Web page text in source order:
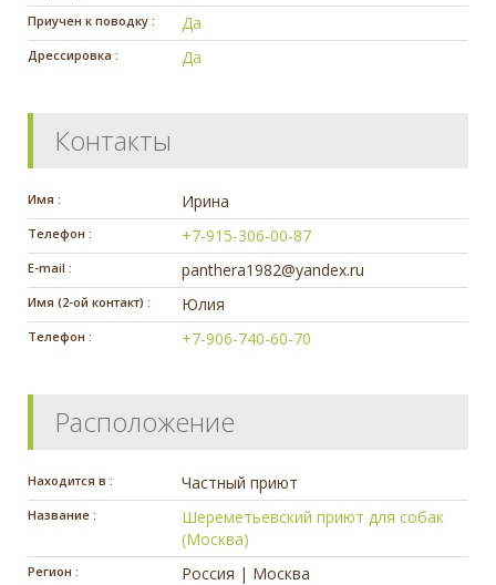
Приучен к поводку : Да
Дрессировка : Да
Контакты
Имя : Ирина
Телефон : +7-915-306-00-87
E-mail : panthera1982@yandex.ru
Имя (2-ой контакт) : Юлия
Телефон : +7-906-740-60-70
Расположение
Находится в : Частный приют
Название :
Шереметьевский приют для собак
(Москва)
Регион : Россия | Москва